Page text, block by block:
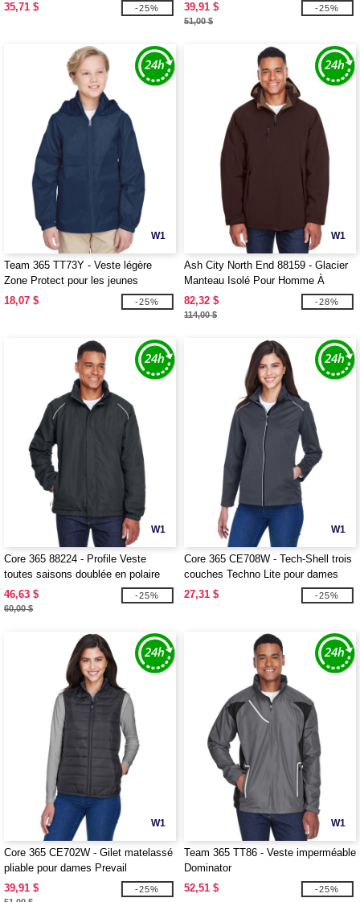
35,71 $
-25%
39,91 $
51,00 $
-25%
W1
Team 365 TT73Y - Veste légère
Zone Protect pour les jeunes
18,07 $
-25%
W1
Ash City North End 88159 - Glacier
Manteau Isolé Pour Homme À
Extérieur Doux Avec Capuchon
Amovible
82,32 $
114,00 $
-28%
W1
Core 365 88224 - Profile Veste
toutes saisons doublée en polaire
46,63 $
60,00 $
-25%
W1
Core 365 CE708W - Tech-Shell trois
couches Techno Lite pour dames
27,31 $
-25%
W1
Core 365 CE702W - Gilet matelassé
pliable pour dames Prevail
39,91 $
-25%
W1
Team 365 TT86 - Veste imperméable
Dominator
52,51 $
-25%